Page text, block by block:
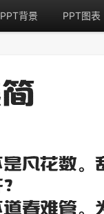
PPT背景 PPT图表